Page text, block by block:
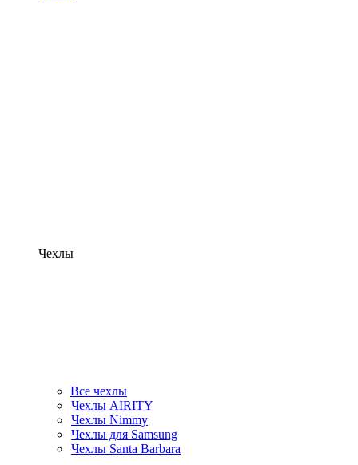
Чехлы
Все чехлы
Чехлы AIRITY
Чехлы Nimmy
Чехлы для Samsung
Чехлы Santa Barbara